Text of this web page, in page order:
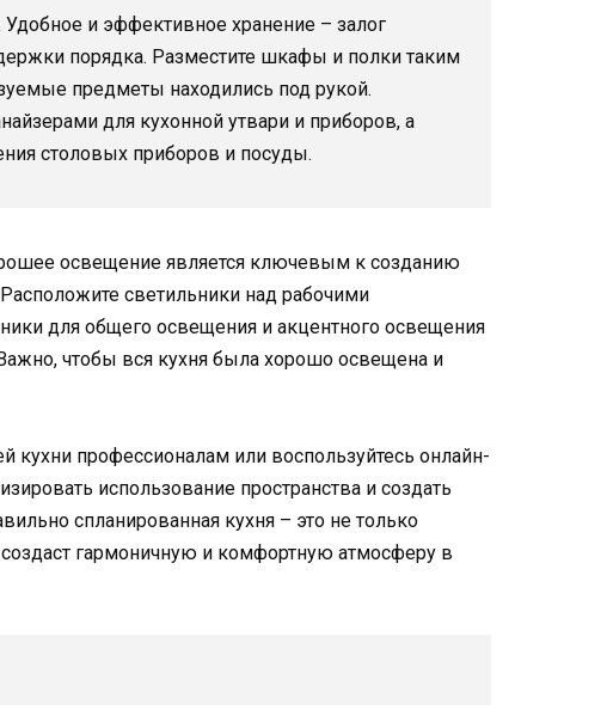
и эффективное хранение – залог
порядка. Разместите шкафы и полки таким
предметы находились под рукой.
для кухонной утвари и приборов, а
столовых приборов и посуды.
освещение является ключевым к созданию
светильники над рабочими
для общего освещения и акцентного освещения
чтобы вся кухня была хорошо освещена и
кухни профессионалам или воспользуйтесь онлайн-
использование пространства и создать
спланированная кухня – это не только
создаст гармоничную и комфортную атмосферу в